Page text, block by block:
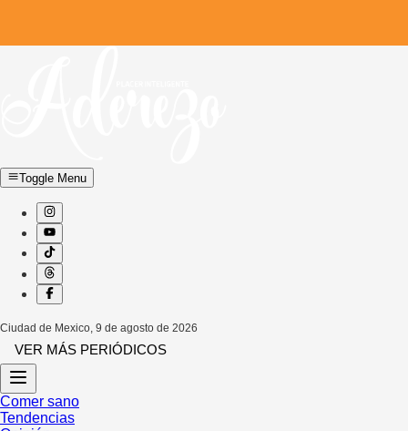
Toggle Menu
Ciudad de Mexico, 9 de agosto de 2026
VER MÁS PERIÓDICOS
Comer sano
Tendencias